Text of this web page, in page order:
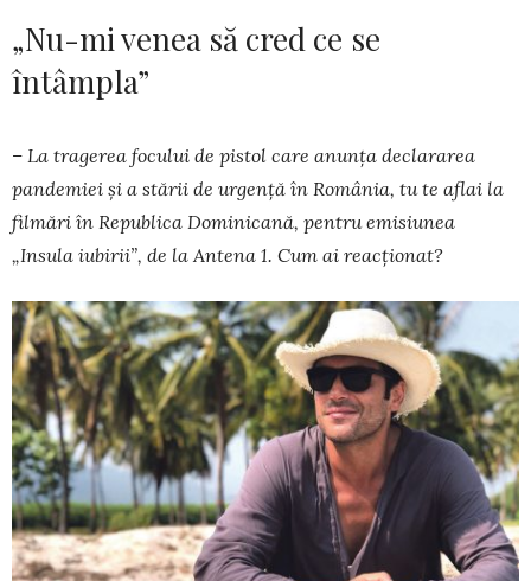
„Nu-mi venea să cred ce se
întâmpla”
– La tragerea focului de pistol care anunța declararea
pandemiei şi a stării de urgenţă în Ro­mâ­nia, tu te aflai la
filmări în Republica Domini­cană, pentru emisiunea
„Insula iubirii”, de la Antena 1. Cum ai reacționat?